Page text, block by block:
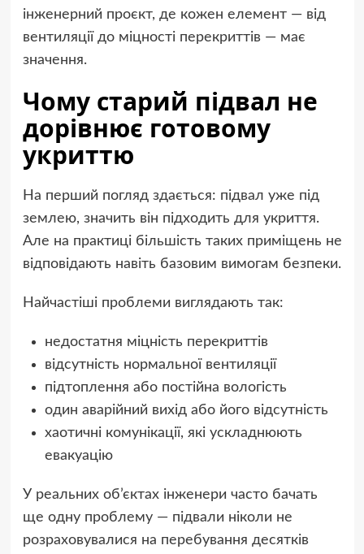
інженерний проєкт, де кожен елемент — від
вентиляції до міцності перекриттів — має
значення.
Чому старий підвал не
дорівнює готовому
укриттю
На перший погляд здається: підвал уже під
землею, значить він підходить для укриття.
Але на практиці більшість таких приміщень не
відповідають навіть базовим вимогам безпеки.
Найчастіші проблеми виглядають так:
недостатня міцність перекриттів
відсутність нормальної вентиляції
підтоплення або постійна вологість
один аварійний вихід або його відсутність
хаотичні комунікації, які ускладнюють
евакуацію
У реальних об’єктах інженери часто бачать
ще одну проблему — підвали ніколи не
розраховувалися на перебування десятків